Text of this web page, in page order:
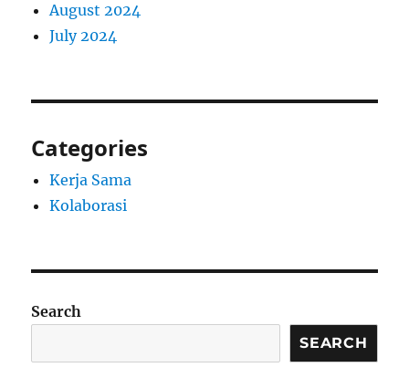
August 2024
July 2024
Categories
Kerja Sama
Kolaborasi
Search
SEARCH